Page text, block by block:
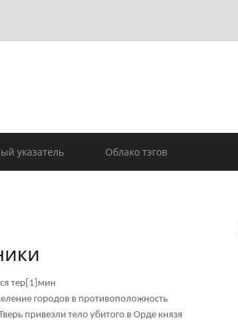
указатель Облако тэгов
тер [1] мин
городов в противоположность
привезли тело убитого в Орде князя